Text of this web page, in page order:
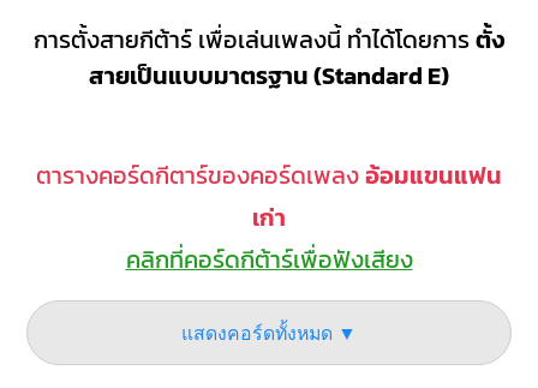
การตั้งสายกีต้าร์ เพื่อเล่นเพลงนี้ ทำได้โดยการตั้ง
สายเป็นแบบมาตรฐาน (Standard E)
ตารางคอร์ดกีตาร์ของคอร์ดเพลงอ้อมแขนแฟน
เก่า
คลิกที่คอร์ดกีต้าร์เพื่อฟังเสียง
แสดงคอร์ดทั้งหมด ▼